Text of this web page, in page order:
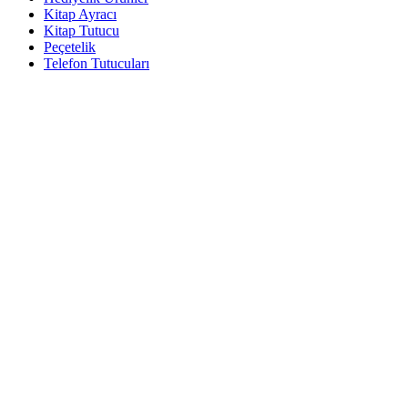
Kitap Ayracı
Kitap Tutucu
Peçetelik
Telefon Tutucuları